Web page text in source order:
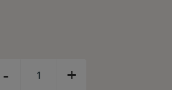
- +